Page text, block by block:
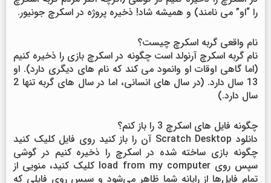
را “او” می نامند) و همیشه شاد! ذخیره پروژه در اسکرچ جونیور.
نام واقعی گربه اسکرچ چیست؟
نام گربه اسکرچ آرنولد است چگونه در اسکرچ بازی را ذخیره کنیم
(اما گاهی اوقات او وانمود می کند که نام های دیگری دارد). او
13 سال دارد. (در سال های انسانی، اما در سال های گربه تنها 2
سال دارد.)
چگونه فایل های اسکرچ 3 را باز کنم؟
دانلود Scratch Desktop آن را باز کنید روی فایل کلیک کنید
چگونه بازی ساخته شده در اسکرچ را ذخیره کنیم در گوشی
سپس روی load from my computer کلیک کنید، منویی از
تمام فایل‌ها از رایانه شما ظاهر می‌شود و سپس روی فایلی که